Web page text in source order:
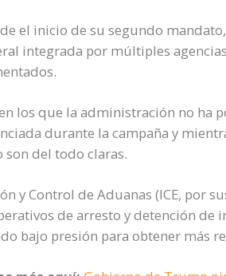
el inicio de su segundo
integrada por múltiples
los que la administración no ha
durante la campaña y
del todo claras.
y Control de Aduanas (ICE, por
de arresto y detención de
bajo presión para obtener más